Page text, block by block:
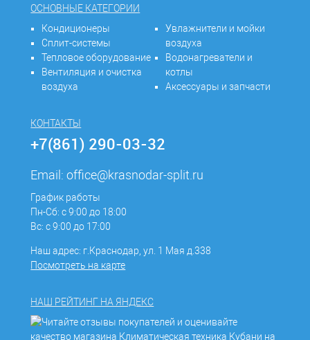
ОСНОВНЫЕ КАТЕГОРИИ
Кондиционеры
Сплит-системы
Тепловое оборудование
Вентиляция и очистка
воздуха
Увлажнители и мойки
воздуха
Водонагреватели и
котлы
Аксессуары и запчасти
КОНТАКТЫ
+7(861) 290-03-32
Email:office@krasnodar-split.ru
График работы
Пн-Сб: с 9:00 до 18:00
Вс: с 9:00 до 17:00
Наш адрес: г.Краснодар, ул. 1 Мая д.338
Посмотреть на карте
НАШ РЕЙТИНГ НА ЯНДЕКС